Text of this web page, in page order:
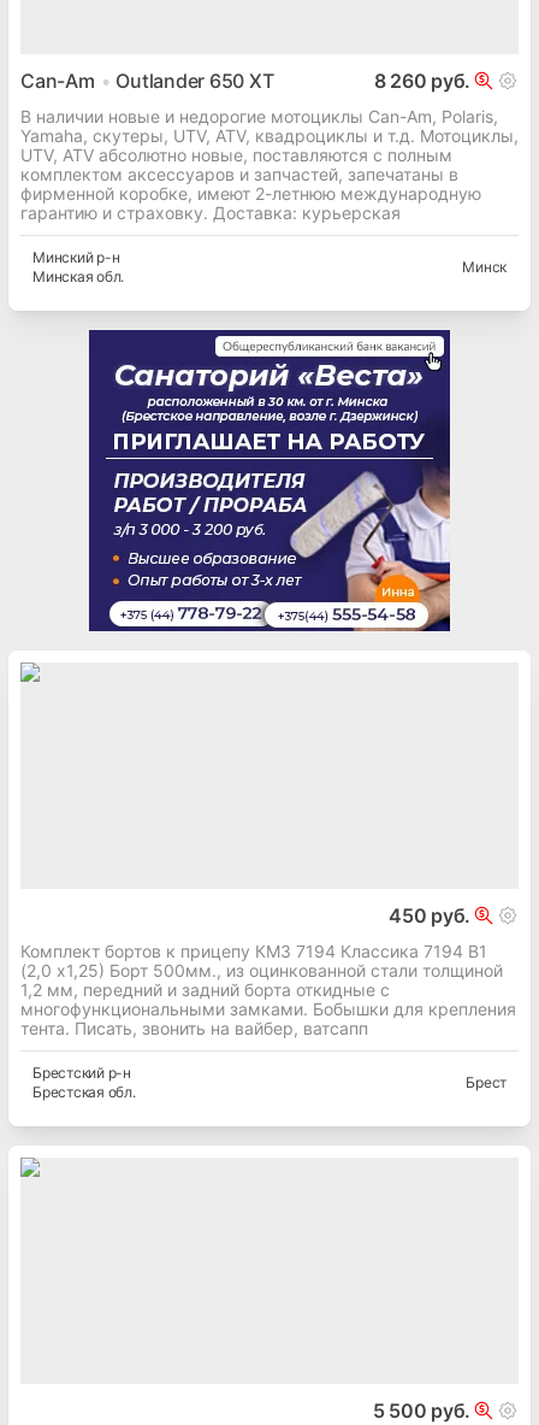
Can-Am Outlander 650 XT 8 260 руб.
В наличии новые и недорогие мотоциклы Can-Am, Polaris,
Yamaha, скутеры, UTV, ATV, квадроциклы и т.д. Мотоциклы,
UTV, ATV абсолютно новые, поставляются с полным
комплектом аксессуаров и запчастей, запечатаны в
фирменной коробке, имеют 2-летнюю международную
гарантию и страховку. Доставка: курьерская
Минскийр-н
Минская обл.
Минск
450 руб.
Комплект бортов к прицепу КМЗ 7194 Классика 7194 В1
(2,0 х1,25) Борт 500мм., из оцинкованной стали толщиной
1,2 мм, передний и задний борта откидные с
многофункциональными замками. Бобышки для крепления
тента. Писать, звонить на вайбер, ватсапп
Брестскийр-н
Брестская обл.
Брест
5 500 руб.